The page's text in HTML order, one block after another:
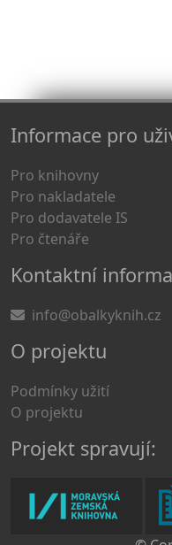
Informace pro
Pro knihovny
Pro nakladatele
Pro dodavatele IS
Pro čtenáře
Kontaktní
info@obalkyknih.cz
O projektu
Podmínky užití
O projektu
Projekt spravují: